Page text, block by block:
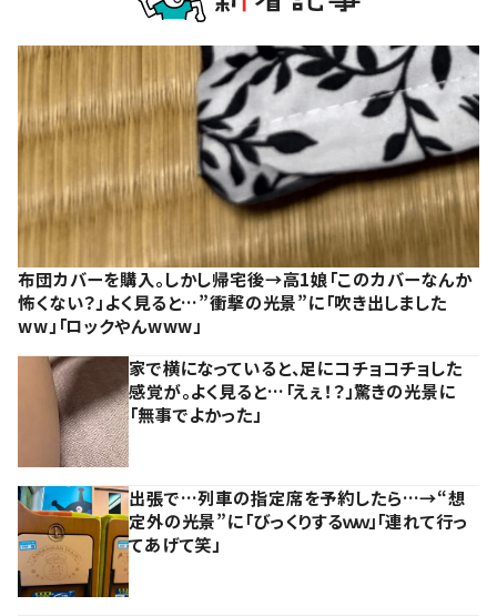
布団カバーを購入。しかし帰宅後→高1娘「このカバーなんか
怖くない？」よく見ると…”衝撃の光景”に「吹き出しました
ww」「ロックやんwww」
家で横になっていると、足にコチョコチョした
感覚が。よく見ると…「えぇ！？」驚きの光景に
「無事でよかった」
出張で…列車の指定席を予約したら…→“想
定外の光景”に「びっくりするｗｗ」「連れて行っ
てあげて笑」